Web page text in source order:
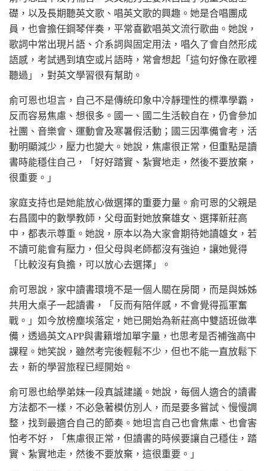
礎，以及長期聽英文歌、唱英文歌的興趣。她是合唱團成
員，也會擔任鋼琴伴奏，平常喜歡唱英文流行歌曲。她說，
歌詞中常出現片語、介系詞與固定用法，唱久了會自然形成
語感，考試遇到填空或片語時，常會想起「這句好像在歌裡
聽過」，對英文學習很有幫助。
俞可恩也坦言，自己不是傳統印象中冷靜理性的標準學霸，
反而容易焦慮、想很多。國一、國二生活較自在，仍會參加
社團、音樂會、運動會及寒暑假活動；國三因準備會考，活
動明顯減少，壓力也變大。她說，焦慮很正常，但重點是讀
書時能穩住自己，「好好踏實、紮實地走，然後不要放棄，
很重要。」
家庭支持也是她能放心做選擇的重要力量。俞可恩的父親是
右昌國中的數學教師，父母面對她放棄雄女、選擇新莊高
中，都表示尊重。她說，原本以為大家會期待她讀雄女，若
不讀可能會有壓力，但父母與老師都沒有強迫，讓她覺得
「比較沒有負擔，可以放心去選擇」。
俞可恩說，家中讀書環境不是一個人關在房間，而是與姊姊
共用大桌子一起讀書，「反而有陪伴感，不會覺得孤軍奮
戰。」如今放榜塵埃落定，她已開始為新莊高中雙語班做準
備，透過英文APP與書籍增加單字量，也思考是否補強高中
課程。她笑說，雖然考完後輕鬆不少，但也不能一直放鬆下
去，新的學習旅程已經開始。
俞可恩也給學弟妹一段真誠建議。她說，每個人適合的讀書
方法都不一樣，不必急著模仿別人，而是要多嘗試、慢慢調
整，找到最適合自己的節奏。她坦言自己也會焦慮、也會害
怕考不好，「焦慮很正常，但讀書的時候要讓自己穩住，踏
實、紮實地走，然後不要放棄，這很重要。」